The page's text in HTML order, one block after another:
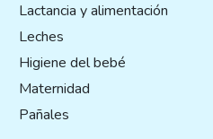
Lactancia y alimentación
Leches
Higiene del bebé
Maternidad
Pañales